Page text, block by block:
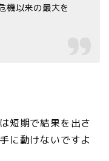
機以来の最大を
短期で結果を出さ
に動けないですよ